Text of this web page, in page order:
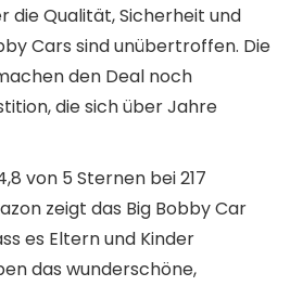
die Qualität, Sicherheit und
Cars sind unübertroffen. Die
den Deal noch
die sich über Jahre
von 5 Sternen bei 217
zeigt das Big Bobby Car
es Eltern und Kinder
das wunderschöne,